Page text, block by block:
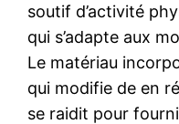
soutif d’activité
qui s’adapte aux
Le matériau
qui modifie de en
se raidit pour